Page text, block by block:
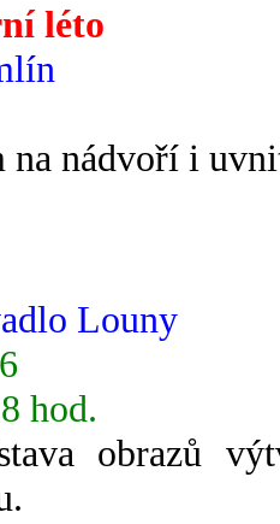
léto
na nádvoří i
Louny
hod.
obrazů